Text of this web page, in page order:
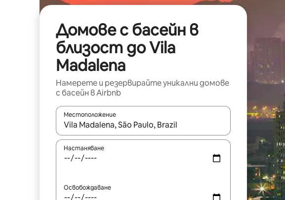
Домове с басейн в
близост до Vila
Madalena
Намерете и резервирайте уникални домове
с басейн в Airbnb
Местоположение
Когато резултатите се покажат, използвайте клавишите със
Настаняване
Освобождаване